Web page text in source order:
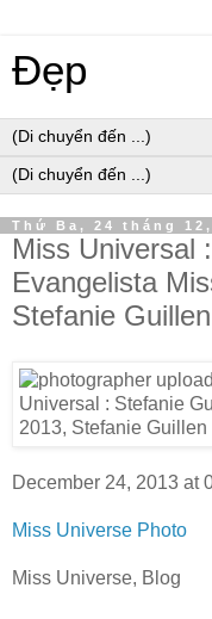
Đẹp
Thứ Ba, 24 tháng 12,
Miss Universal
Evangelista
Stefanie
December 24, 2013 at
Miss Universe Photo
Miss Universe, Blog